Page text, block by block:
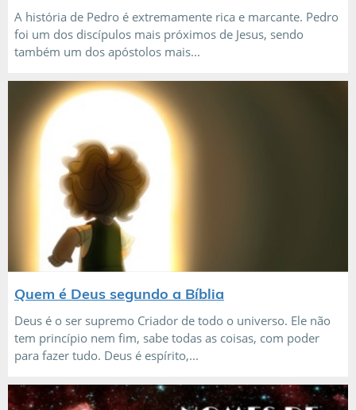
A história de Pedro é extremamente rica e marcante. Pedro
foi um dos discípulos mais próximos de Jesus, sendo
também um dos apóstolos mais...
Quem é Deus segundo a Bíblia
Deus é o ser supremo Criador de todo o universo. Ele não
tem princípio nem fim, sabe todas as coisas, com poder
para fazer tudo. Deus é espírito,...